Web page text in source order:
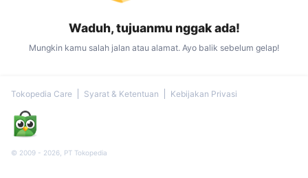
Waduh, tujuanmu nggak ada!
Mungkin kamu salah jalan atau alamat. Ayo balik sebelum gelap!
Tokopedia Care Syarat & Ketentuan Kebijakan Privasi
© 2009 - 2026 , PT Tokopedia